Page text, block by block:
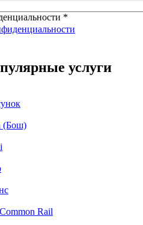
*
услуги
(Бош)
Rail